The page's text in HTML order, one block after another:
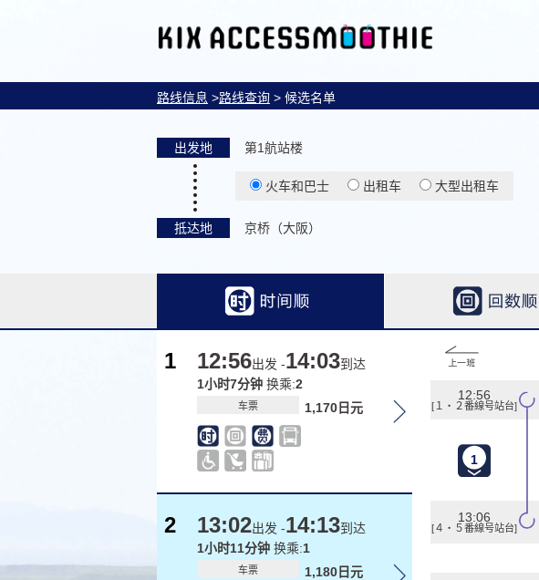
路线信息 >路线查询 > 候选名单
出发地 第1航站楼
火车和巴士 出租车 大型出租车
抵达地 京桥（大阪）
12:56
[１・２番線号站台]
1
13:06
[４・５番線号站台]
1 12:56出发 -14:03到达
1小时7分钟 换乘:2
车票 1,170日元
2 13:02出发 -14:13到达
1小时11分钟 换乘:1
车票 1,180日元